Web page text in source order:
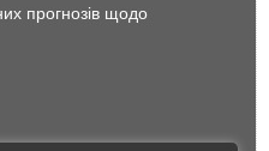
прогнозів щодо